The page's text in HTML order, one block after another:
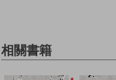
相關書籍